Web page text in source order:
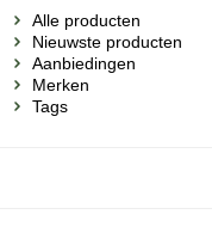
Alle producten
Nieuwste producten
Aanbiedingen
Merken
Tags